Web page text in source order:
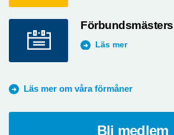
Läs mer
Läs mer om våra förmåner
Bli medlem